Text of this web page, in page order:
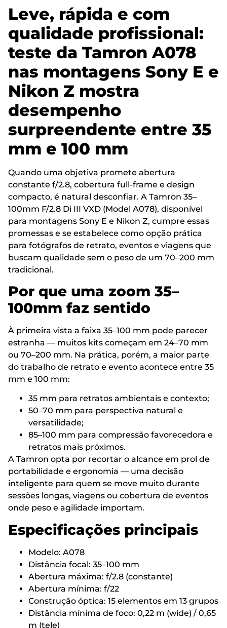
Leve, rápida e com
qualidade profissional:
teste da Tamron A078
nas montagens Sony E e
Nikon Z mostra
desempenho
surpreendente entre 35
mm e 100 mm
Quando uma objetiva promete abertura
constante f/2.8, cobertura full-frame e design
compacto, é natural desconfiar. A Tamron 35–
100mm F/2.8 Di III VXD (Model A078), disponível
para montagens Sony E e Nikon Z, cumpre essas
promessas e se estabelece como opção prática
para fotógrafos de retrato, eventos e viagens que
buscam qualidade sem o peso de um 70–200 mm
tradicional.
Por que uma zoom 35–
100mm faz sentido
À primeira vista a faixa 35–100 mm pode parecer
estranha — muitos kits começam em 24–70 mm
ou 70–200 mm. Na prática, porém, a maior parte
do trabalho de retrato e evento acontece entre 35
mm e 100 mm:
35 mm para retratos ambientais e contexto;
50–70 mm para perspectiva natural e
versatilidade;
85–100 mm para compressão favorecedora e
retratos mais próximos.
A Tamron opta por recortar o alcance em prol de
portabilidade e ergonomia — uma decisão
inteligente para quem se move muito durante
sessões longas, viagens ou cobertura de eventos
onde peso e agilidade importam.
Especificações principais
Modelo: A078
Distância focal: 35–100 mm
Abertura máxima: f/2.8 (constante)
Abertura mínima: f/22
Construção óptica: 15 elementos em 13 grupos
Distância mínima de foco: 0,22 m (wide) / 0,65
m (tele)